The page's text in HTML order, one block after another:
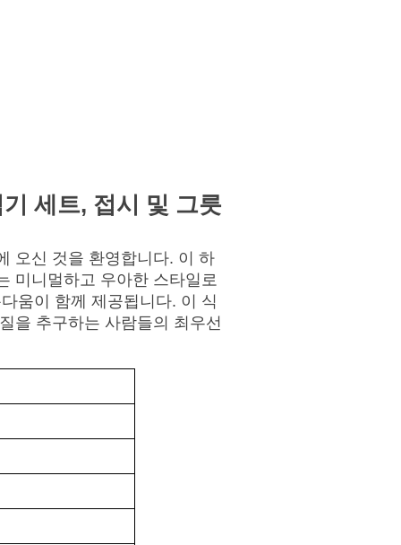
세트, 접시 및 그릇
오신 것을 환영합니다. 이 하
미니멀하고 우아한 스타일로
움이 함께 제공됩니다. 이 식
을 추구하는 사람들의 최우선